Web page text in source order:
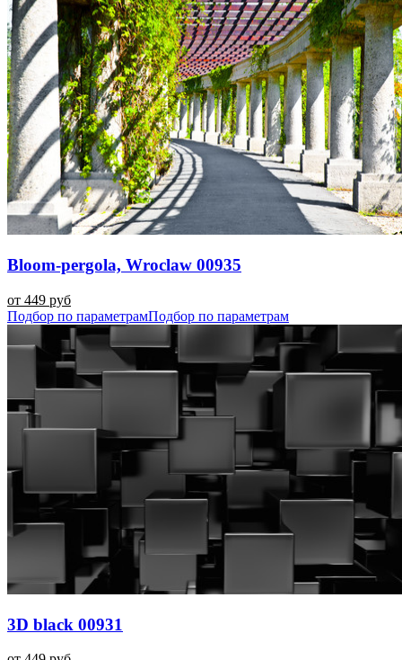
Bloom-pergola, Wroclaw 00935
от 449 руб
Подбор по параметрамПодбор по параметрам
3D black 00931